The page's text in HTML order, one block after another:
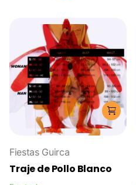
Fiestas Guirca
Traje de Pollo Blanco